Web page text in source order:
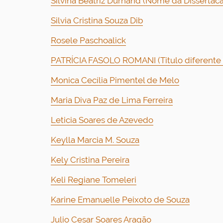
Silvia Cristina Souza Dib
Rosele Paschoalick
PATRÍCIA FASOLO ROMANI (Titulo
Monica Cecília Pimentel de Melo
Maria Diva Paz de Lima Ferreira
Leticia Soares de Azevedo
Keylla Marcia M. Souza
Kely Cristina Pereira
Keli Regiane Tomeleri
Karine Emanuelle Peixoto de Souza
Julio Cesar Soares Aragão